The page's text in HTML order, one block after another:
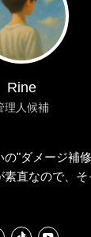
Rine
理人候補
"ダメージ補修
直なので、